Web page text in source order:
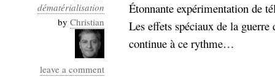
dématérialisation
by Christian
leave a comment
Étonnante expérimentation de
Les effets spéciaux de la
continue à ce rythme…
Dataware Derrida Digital
Elections-
Présidentielles
enregistrement